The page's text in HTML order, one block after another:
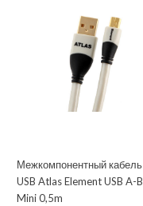
Межкомпонентный кабель
USB Atlas Element USB A-B
Mini 0,5m